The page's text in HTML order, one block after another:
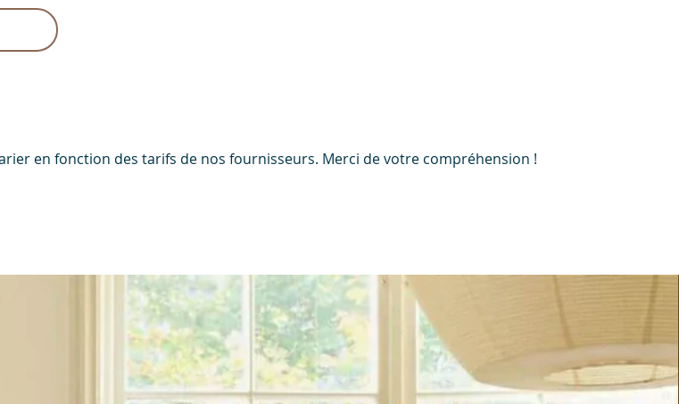
en fonction des tarifs de nos fournisseurs. Merci de votre compréhension !